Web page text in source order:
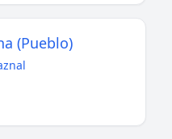
(Pueblo)